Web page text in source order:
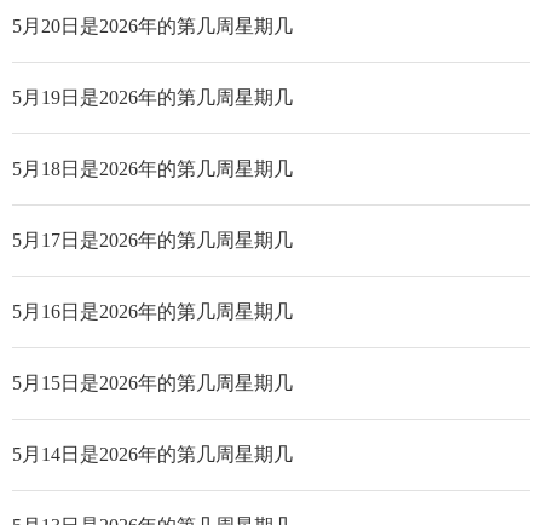
5月20日是2026年的第几周星期几
5月19日是2026年的第几周星期几
5月18日是2026年的第几周星期几
5月17日是2026年的第几周星期几
5月16日是2026年的第几周星期几
5月15日是2026年的第几周星期几
5月14日是2026年的第几周星期几